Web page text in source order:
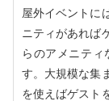
屋外イベントに
ニティがあれば
らのアメニテ
す。大規模な集
を使えばゲスト